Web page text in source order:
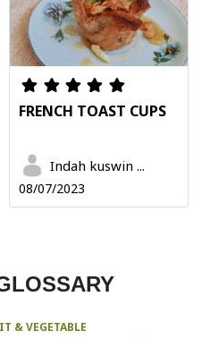
FRENCH TOAST CUPS
Indah kuswin ...
08/07/2023
& VEGETABLE